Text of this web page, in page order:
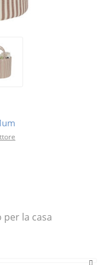
la casa